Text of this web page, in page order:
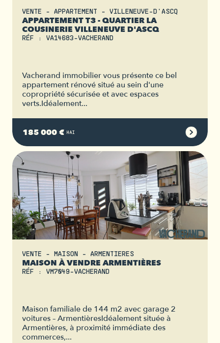
VENTE - APPARTEMENT - VILLENEUVE-D'ASCQ
APPARTEMENT T3 - QUARTIER LA
COUSINERIE VILLENEUVE D'ASCQ
RÉF : VA14683-VACHERAND
Vacherand immobilier vous présente ce bel
appartement rénové situé au sein d'une
copropriété sécurisée et avec espaces
verts.Idéalement...
185 000 € HAI
VENTE - MAISON - ARMENTIERES
MAISON À VENDRE ARMENTIÈRES
RÉF : VM7049-VACHERAND
Maison familiale de 144 m2 avec garage 2
voitures – ArmentièresIdéalement située à
Armentières, à proximité immédiate des
commerces,...